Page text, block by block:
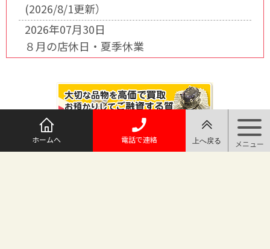
(2026/8/1更新）
2026年07月30日
８月の店休日・夏季休業
ホームへ 電話で連絡